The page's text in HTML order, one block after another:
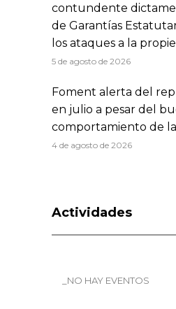
contundente
de Garantías
los ataques a la
5 de agosto de 2026
Foment alerta del
en julio a pesar del
comportamiento de
4 de agosto de 2026
Actividades
_NO HAY EVENTOS